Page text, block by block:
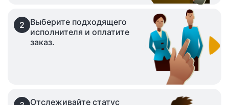
2
Выберите подходящего
исполнителя и оплатите
заказ.
Отслеживайте статус